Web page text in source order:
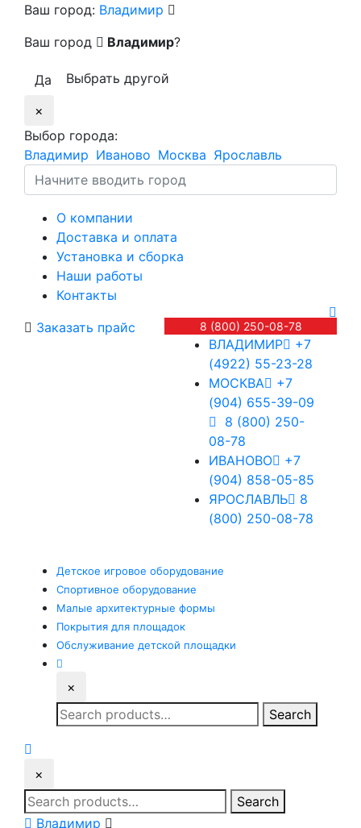
Ваш город: Владимир
Ваш город
Владимир?
Да
Выбрать другой
×
Выбор города:
Владимир Иваново Москва Ярославль
О компании
Доставка и оплата
Установка и сборка
Наши работы
Контакты
Заказать прайс
8 (800) 250-08-78
ВЛАДИМИР
+7
(4922) 55-23-28
МОСКВА
+7
(904) 655-39-09
8 (800) 250-
08-78
ИВАНОВО
+7
(904) 858-05-85
ЯРОСЛАВЛЬ
8
(800) 250-08-78
Детское игровое оборудование
Спортивное оборудование
Малые архитектурные формы
Покрытия для площадок
Обслуживание детской площадки
×
Search
for:
Search
×
Search
for:
Search
Владимир